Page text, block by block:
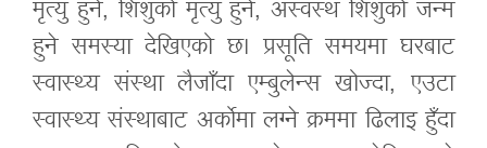
मृत्यु हुने, शिशुको मृत्यु हुने, अस्वस्थ शिशुको जन्म
हुने समस्या देखिएको छ। प्रसूति समयमा घरबाट
स्वास्थ्य संस्था लैजाँदा एम्बुलेन्स खोज्दा, एउटा
स्वास्थ्य संस्थाबाट अर्कोमा लग्ने क्रममा ढिलाइ हुँदा